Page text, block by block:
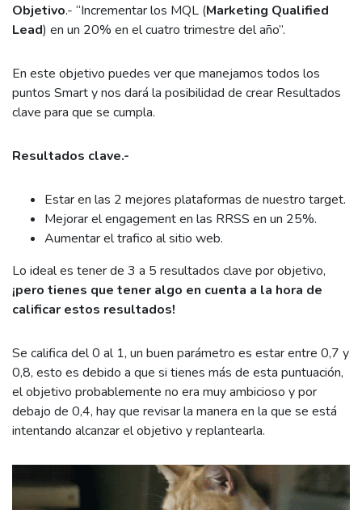
Objetivo.- “Incrementar los MQL (Marketing Qualified
Lead) en un 20% en el cuatro trimestre del año”.
En este objetivo puedes ver que manejamos todos los
puntos Smart y nos dará la posibilidad de crear Resultados
clave para que se cumpla.
Resultados clave.-
Estar en las 2 mejores plataformas de nuestro target.
Mejorar el engagement en las RRSS en un 25%.
Aumentar el trafico al sitio web.
Lo ideal es tener de 3 a 5 resultados clave por objetivo,
¡pero tienes que tener algo en cuenta a la hora de
calificar estos resultados!
Se califica del 0 al 1, un buen parámetro es estar entre 0,7 y
0,8, esto es debido a que si tienes más de esta puntuación,
el objetivo probablemente no era muy ambicioso y por
debajo de 0,4, hay que revisar la manera en la que se está
intentando alcanzar el objetivo y replantearla.